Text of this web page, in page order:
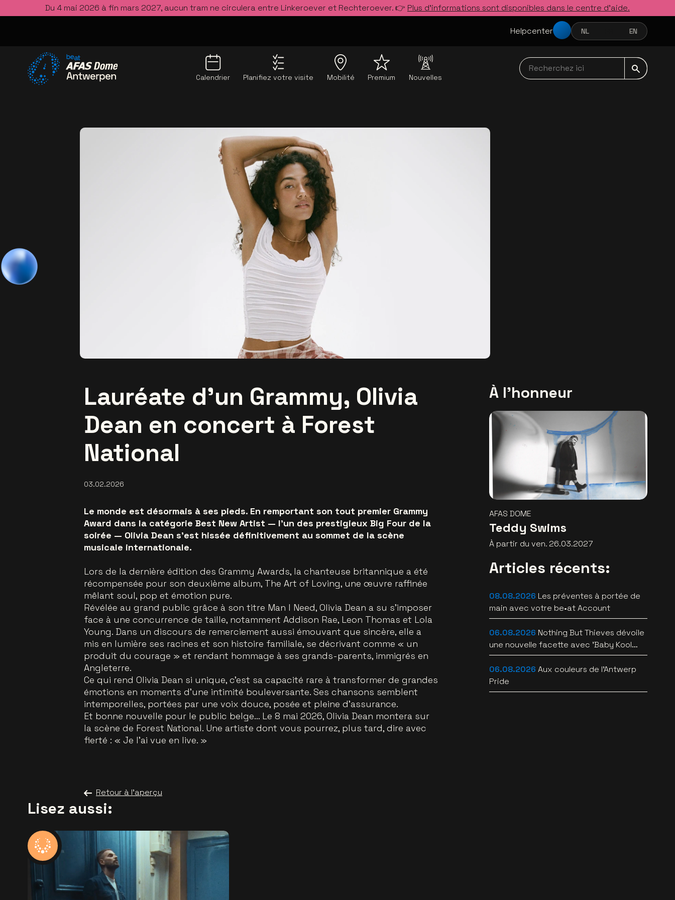
Du 4 mai 2026 à fin mars 2027, aucun tram ne circulera entre Linkeroever et Rechteroever. 👉 Plus d’informations sont disponibles dans le centre d’aide.
Helpcenter NEDERLANDS
NL FRANÇAISENGLISH
EN
Calendrier Planifiez votre visite Mobilité Premium Nouvelles
Recherchez ici navbar
Lauréate d’un Grammy, Olivia
Dean en concert à Forest
National
03.02.2026
Le monde est désormais à ses pieds. En remportant son tout premier Grammy
Award dans la catégorie Best New Artist — l’un des prestigieux Big Four de la
soirée — Olivia Dean s’est hissée définitivement au sommet de la scène
musicale internationale.
Lors de la dernière édition des Grammy Awards, la chanteuse britannique a été
récompensée pour son deuxième album, The Art of Loving, une œuvre raffinée
mêlant soul, pop et émotion pure.
Révélée au grand public grâce à son titre Man I Need, Olivia Dean a su s’imposer
face à une concurrence de taille, notamment Addison Rae, Leon Thomas et Lola
Young. Dans un discours de remerciement aussi émouvant que sincère, elle a
mis en lumière ses racines et son histoire familiale, se décrivant comme « un
produit du courage » et rendant hommage à ses grands-parents, immigrés en
Angleterre.
Ce qui rend Olivia Dean si unique, c’est sa capacité rare à transformer de grandes
émotions en moments d’une intimité bouleversante. Ses chansons semblent
intemporelles, portées par une voix douce, posée et pleine d’assurance.
Et bonne nouvelle pour le public belge… Le 8 mai 2026, Olivia Dean montera sur
la scène de Forest National. Une artiste dont vous pourrez, plus tard, dire avec
fierté : « Je l’ai vue en live. »
Retour à l'aperçu
À l'honneur
AFAS DOME
Teddy Swims
À partir du ven. 26.03.2027
Articles récents:
08.08.2026 Les préventes à portée de
main avec votre be•at Account
06.08.2026 Nothing But Thieves dévoile
une nouvelle facette avec 'Baby Kool
(Evelyn)' [video]
06.08.2026 Aux couleurs de l'Antwerp
Pride
Lisez aussi: